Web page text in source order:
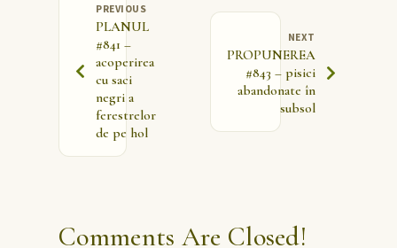
PREVIOUS
PLANUL
#841 –
acoperirea
cu saci
negri a
ferestrelor
de pe hol
NEXT
PROPUNEREA
#843 – pisici
abandonate în
subsol
Comments Are Closed!